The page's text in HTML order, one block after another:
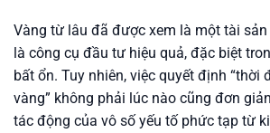
Vàng từ lâu đã được xem là một tài
là công cụ đầu tư hiệu quả, đặc biệt
bất ổn. Tuy nhiên, việc quyết định “thời
vàng” không phải lúc nào cũng đơn
tác động của vô số yếu tố phức tạp từ